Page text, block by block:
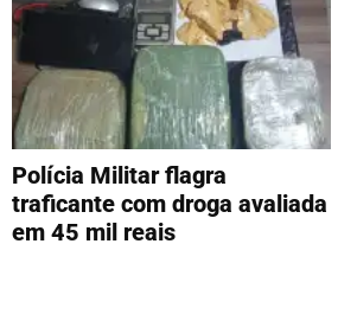
Polícia Militar flagra
traficante com droga avaliada
em 45 mil reais